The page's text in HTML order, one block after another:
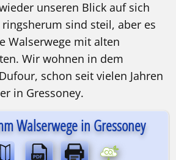
| Ein Standort | 8 Tage
unseren Blick auf sich
sind steil, aber es
Walserwege mit alten
Wir wohnen in dem
schon seit vielen Jahren
in Gressoney.
Walserwege in Gressoney